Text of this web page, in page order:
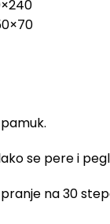
se pere i
na 30